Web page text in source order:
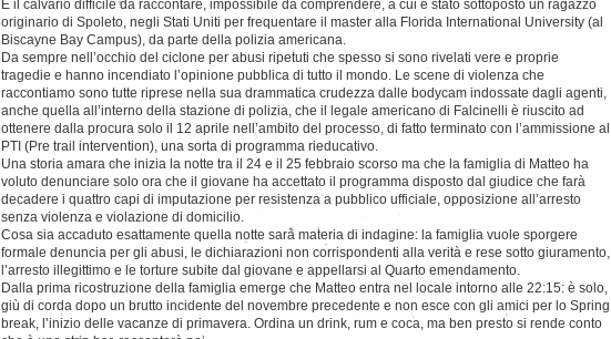
È il calvario difficile da raccontare, impossibile da comprendere, a cui è stato sottoposto un ragazzo
originario di Spoleto, negli Stati Uniti per frequentare il master alla Florida International University (al
Biscayne Bay Campus), da parte della polizia americana.
Da sempre nell’occhio del ciclone per abusi ripetuti che spesso si sono rivelati vere e proprie
tragedie e hanno incendiato l’opinione pubblica di tutto il mondo. Le scene di violenza che
raccontiamo sono tutte riprese nella sua drammatica crudezza dalle bodycam indossate dagli agenti,
anche quella all’interno della stazione di polizia, che il legale americano di Falcinelli è riuscito ad
ottenere dalla procura solo il 12 aprile nell’ambito del processo, di fatto terminato con l’ammissione al
PTI (Pre trail intervention), una sorta di programma rieducativo.
Una storia amara che inizia la notte tra il 24 e il 25 febbraio scorso ma che la famiglia di Matteo ha
voluto denunciare solo ora che il giovane ha accettato il programma disposto dal giudice che farà
decadere i quattro capi di imputazione per resistenza a pubblico ufficiale, opposizione all’arresto
senza violenza e violazione di domicilio.
Cosa sia accaduto esattamente quella notte sarà materia di indagine: la famiglia vuole sporgere
formale denuncia per gli abusi, le dichiarazioni non corrispondenti alla verità e rese sotto giuramento,
l’arresto illegittimo e le torture subite dal giovane e appellarsi al Quarto emendamento.
Dalla prima ricostruzione della famiglia emerge che Matteo entra nel locale intorno alle 22:15: è solo,
giù di corda dopo un brutto incidente del novembre precedente e non esce con gli amici per lo Spring
break, l’inizio delle vacanze di primavera. Ordina un drink, rum e coca, ma ben presto si rende conto